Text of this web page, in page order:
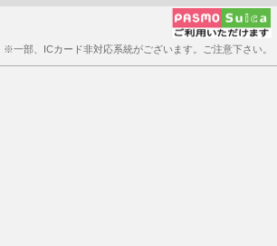
※一部、ICカード非対応系統がございます。ご注意下さい。